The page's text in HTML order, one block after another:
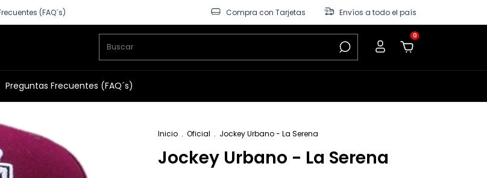
(FAQ´s) Compra con Tarjetas Envíos a todo el país
0
Preguntas Frecuentes (FAQ´s)
Inicio . Oficial . Jockey Urbano - La Serena
Jockey Urbano - La Serena